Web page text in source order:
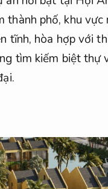
thành phố, khu
tĩnh, hòa hợp với
tìm kiếm biệt thự